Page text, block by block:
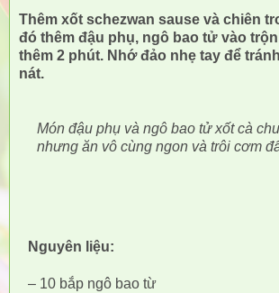
Thêm xốt schezwan sause và chiên
đó thêm đậu phụ, ngô bao tử vào
thêm 2 phút. Nhớ đảo nhẹ tay để
nát.
Món đậu phụ và ngô bao tử xốt cà
nhưng ăn vô cùng ngon và trôi cơm
Nguyên liệu:
– 10 bắp ngô bao từ